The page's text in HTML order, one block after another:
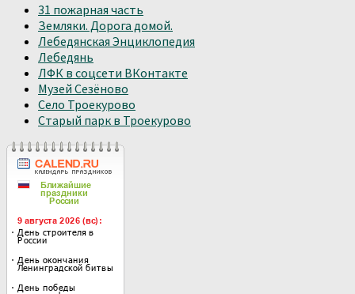
31 пожарная часть
Земляки. Дорога домой.
Лебедянская Энциклопедия
Лебедянь
ЛФК в соцсети ВКонтакте
Музей Сезёново
Село Троекурово
Старый парк в Троекурово